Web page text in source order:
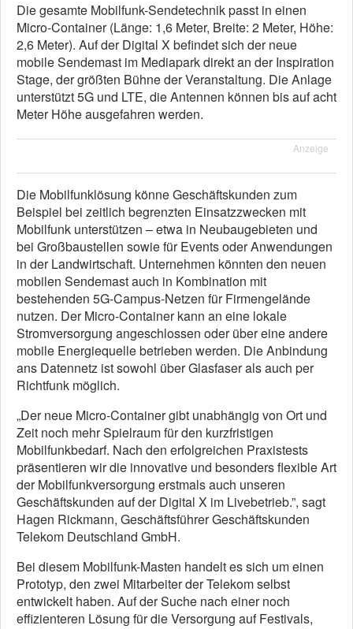
Die gesamte Mobilfunk-Sendetechnik passt in einen
Micro-Container (Länge: 1,6 Meter, Breite: 2 Meter, Höhe:
2,6 Meter). Auf der Digital X befindet sich der neue
mobile Sendemast im Mediapark direkt an der Inspiration
Stage, der größten Bühne der Veranstaltung. Die Anlage
unterstützt 5G und LTE, die Antennen können bis auf acht
Meter Höhe ausgefahren werden.
Anzeige
Die Mobilfunklösung könne Geschäftskunden zum
Beispiel bei zeitlich begrenzten Einsatzzwecken mit
Mobilfunk unterstützen – etwa in Neubaugebieten und
bei Großbaustellen sowie für Events oder Anwendungen
in der Landwirtschaft. Unternehmen könnten den neuen
mobilen Sendemast auch in Kombination mit
bestehenden 5G-Campus-Netzen für Firmengelände
nutzen. Der Micro-Container kann an eine lokale
Stromversorgung angeschlossen oder über eine andere
mobile Energiequelle betrieben werden. Die Anbindung
ans Datennetz ist sowohl über Glasfaser als auch per
Richtfunk möglich.
„Der neue Micro-Container gibt unabhängig von Ort und
Zeit noch mehr Spielraum für den kurzfristigen
Mobilfunkbedarf. Nach den erfolgreichen Praxistests
präsentieren wir die innovative und besonders flexible Art
der Mobilfunkversorgung erstmals auch unseren
Geschäftskunden auf der Digital X im Livebetrieb.”, sagt
Hagen Rickmann, Geschäftsführer Geschäftskunden
Telekom Deutschland GmbH.
Bei diesem Mobilfunk-Masten handelt es sich um einen
Prototyp, den zwei Mitarbeiter der Telekom selbst
entwickelt haben. Auf der Suche nach einer noch
effizienteren Lösung für die Versorgung auf Festivals,